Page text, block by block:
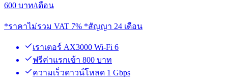
600 บาท/เดือน
*ราคาไม่รวม VAT 7% *สัญญา 24 เดือน
เราเตอร์ AX3000 Wi-Fi 6
ฟรีค่าแรกเข้า 800 บาท
ความเร็วดาวน์โหลด 1 Gbps